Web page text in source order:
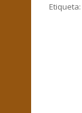
Etiqueta: